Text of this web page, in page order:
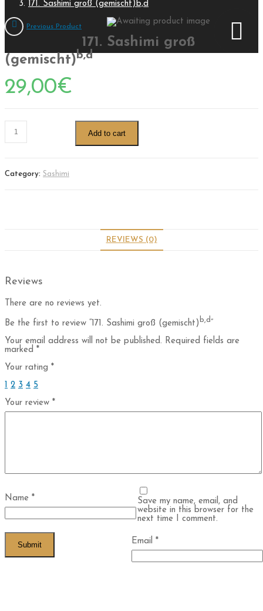
171. Sashimi groß (gemischt)b,d
Previous Product
171. Sashimi groß
(gemischt)b,d
29,00€
Add to cart
Category: Sashimi
REVIEWS (0)
Reviews
There are no reviews yet.
Be the first to review “171. Sashimi groß (gemischt) b,d”
Your email address will not be published. Required fields are
marked *
Your rating *
1 2 3 4 5
Your review *
Name *
Email *
Save my name, email, and
website in this browser for the
next time I comment.